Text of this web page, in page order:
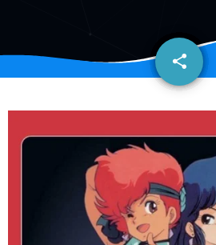
share
email